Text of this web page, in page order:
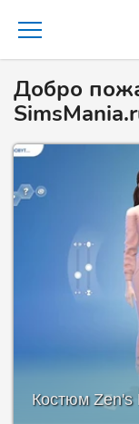
Добро
Костюм Zen's